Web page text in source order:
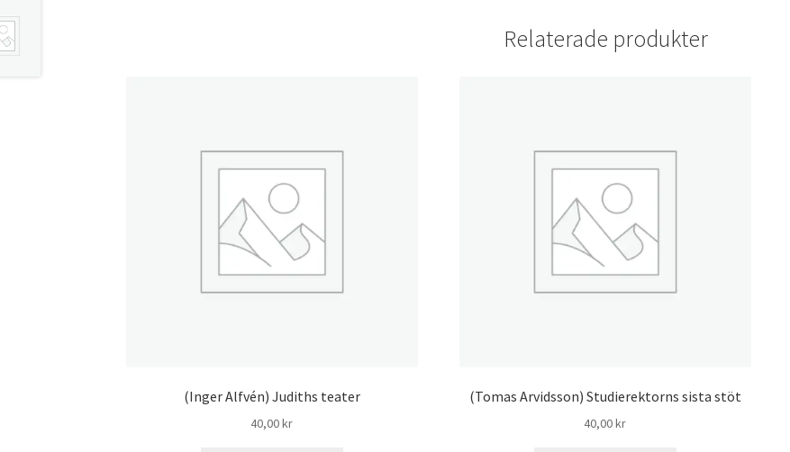
Relaterade produkter
(Inger Alfvén) Judiths teater
40,00kr
(Tomas Arvidsson) Studierektorns sista stöt
40,00kr